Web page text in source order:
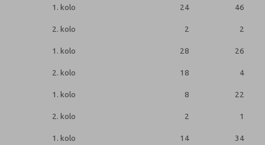
1. kolo 24 46
2. kolo 2 2
1. kolo 28 26
2. kolo 18 4
1. kolo 8 22
2. kolo 2 1
1. kolo 14 34